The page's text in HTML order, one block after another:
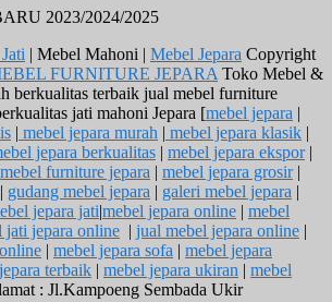
2023/2024/2025
| Mebel Mahoni | Mebel Jepara Copyright
FURNITURE JEPARA Toko Mebel &
berkualitas terbaik jual mebel furniture
jati mahoni Jepara [mebel jepara |
| mebel jepara murah | mebel jepara klasik |
jepara berkualitas | mebel jepara ekspor|
mebel furniture jepara | mebel jepara grosir|
| gudang mebel jepara | galeri mebel jepara |
jepara jati|mebel jepara online | mebel
jati jepara online | jual mebel jepara online |
| mebel jepara sofa | mebel jepara
terbaik | mebel jepara ukiran | mebel
: Jl.Kampoeng Sembada Ukir